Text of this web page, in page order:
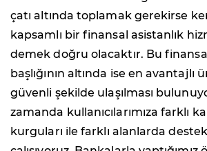
çatı altında toplamak gerekirse
kapsamlı bir finansal asistanlık
demek doğru olacaktır. Bu
başlığının altında ise en avantajlı
güvenli şekilde ulaşılması
zamanda kullanıcılarımıza farklı
kurguları ile farklı alanlarda